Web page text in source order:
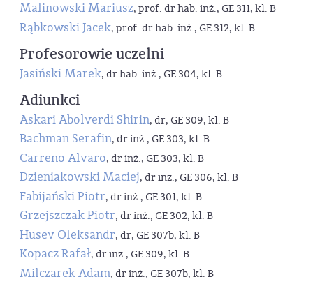
Malinowski Mariusz, prof. dr hab. inż., GE 311, kl. B
Rąbkowski Jacek, prof. dr hab. inż., GE 312, kl. B
Profesorowie uczelni
Jasiński Marek, dr hab. inż., GE 304, kl. B
Adiunkci
Askari Abolverdi Shirin, dr, GE 309, kl. B
Bachman Serafin, dr inż., GE 303, kl. B
Carreno Alvaro, dr inż., GE 303, kl. B
Dzieniakowski Maciej, dr inż., GE 306, kl. B
Fabijański Piotr, dr inż., GE 301, kl. B
Grzejszczak Piotr, dr inż., GE 302, kl. B
Husev Oleksandr, dr, GE 307b, kl. B
Kopacz Rafał, dr inż., GE 309, kl. B
Milczarek Adam, dr inż., GE 307b, kl. B